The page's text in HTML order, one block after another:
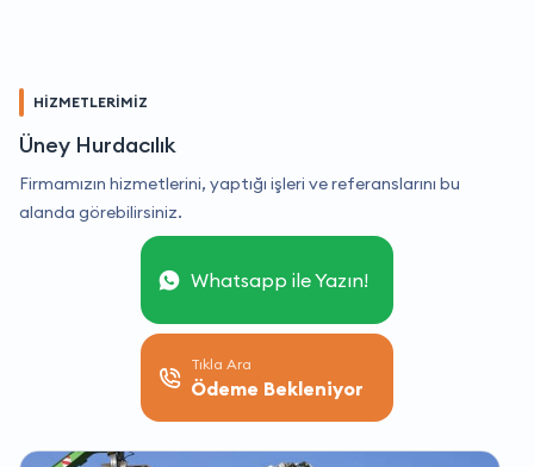
HİZMETLERİMİZ
Üney Hurdacılık
Firmamızın hizmetlerini, yaptığı işleri ve referanslarını bu
alanda görebilirsiniz.
Whatsapp ile Yazın!
Tıkla Ara
Ödeme Bekleniyor